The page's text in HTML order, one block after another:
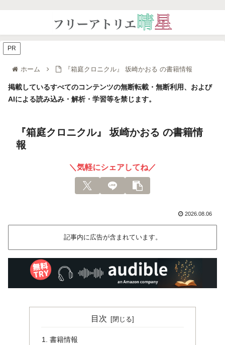
ホーム 『箱庭クロニクル』 坂崎かおる の書籍情報
掲載しているすべてのコンテンツの無断転載・無断利用、および
AIによる読み込み・解析・学習等を禁じます。
『箱庭クロニクル』 坂崎かおる の書籍情
報
＼気軽にシェアしてね／
2026.08.06
記事内に広告が含まれています。
PR
目次
書籍情報